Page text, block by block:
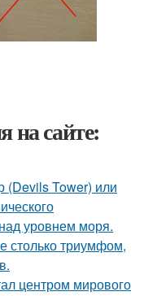
на сайте:
(Devils Tower) или
уровнем моря.
столько триумфом,
центром мирового